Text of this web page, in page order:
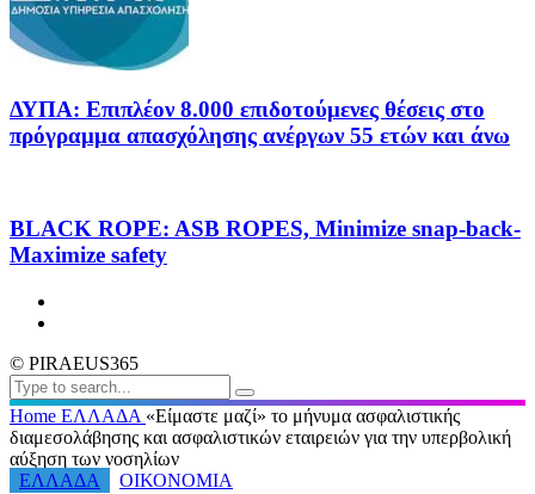
ΔΥΠΑ: Επιπλέον 8.000 επιδοτούμενες θέσεις στο
πρόγραμμα απασχόλησης ανέργων 55 ετών και άνω
BLACK ROPE: ASB ROPES, Minimize snap-back-
Maximize safety
© PIRAEUS365
Home ΕΛΛΑΔΑ «Είμαστε μαζί» το μήνυμα ασφαλιστικής
διαμεσολάβησης και ασφαλιστικών εταιρειών για την υπερβολική
αύξηση των νοσηλίων
ΕΛΛΑΔΑ
ΟΙΚΟΝΟΜΙΑ